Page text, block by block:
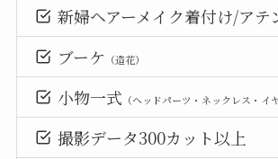
新婦ヘアーメイク着付け/アテ
ブーケ （造花）
小物一式 （ヘッドパーツ・ネックレス・イ
撮影データ300カット以上